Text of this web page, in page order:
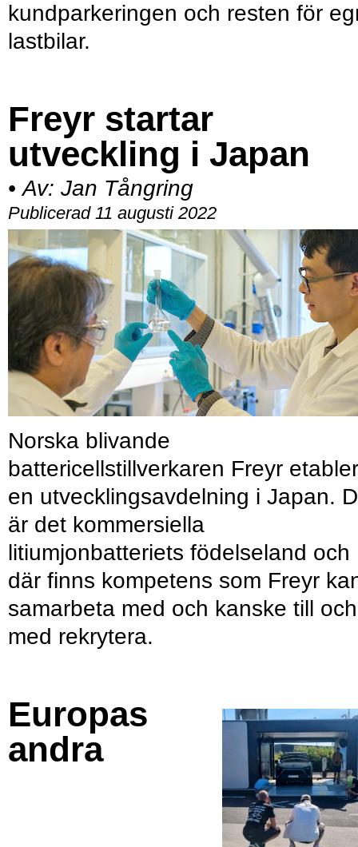
kundparkeringen och resten för
lastbilar.
Freyr startar
utveckling i Japan
• Av: Jan Tångring
Publicerad 11 augusti 2022
Norska blivande
battericellstillverkaren Freyr
en utvecklingsavdelning i Japan.
är det kommersiella
litiumjonbatteriets födelseland och
där finns kompetens som Freyr
samarbeta med och kanske till och
med rekrytera.
Europas
andra